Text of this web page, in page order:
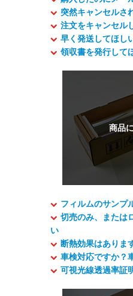
突然キャンセルさ
注文をキャンセル
早く発送してほし
領収書を発行して
フィルムのサンプ
切売のみ、または
い
断熱効果はありま
車検対応ですか？
可視光線透過率証